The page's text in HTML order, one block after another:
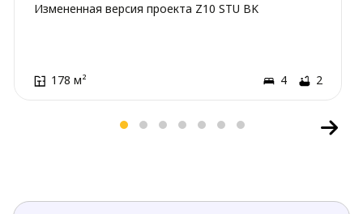
Измененная версия проекта Z10 STU BK
178 м² 4 2